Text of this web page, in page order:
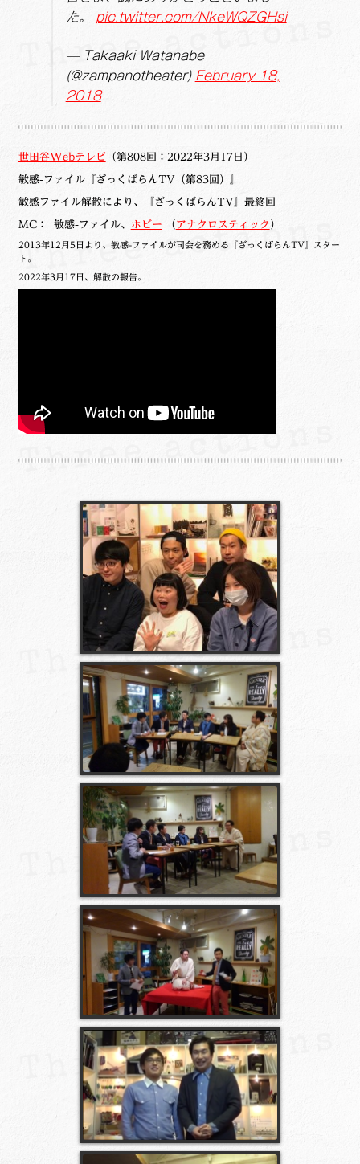
た。 pic.twitter.com/NkeWQZGHsi
— Takaaki Watanabe
(@zampanotheater) February 18,
2018
世田谷Webテレビ（第808回：2022年3月17日）
敏感-ファイル『ざっくばらんTV（第83回）』
敏感ファイル解散により、『ざっくばらんTV』最終回
MC： 敏感-ファイル、 ホビー （ アナクロスティック ）
2013年12月5日より、敏感-ファイルが司会を務める『ざっくばらんTV』スター
ト。
2022年3月17日、解散の報告。